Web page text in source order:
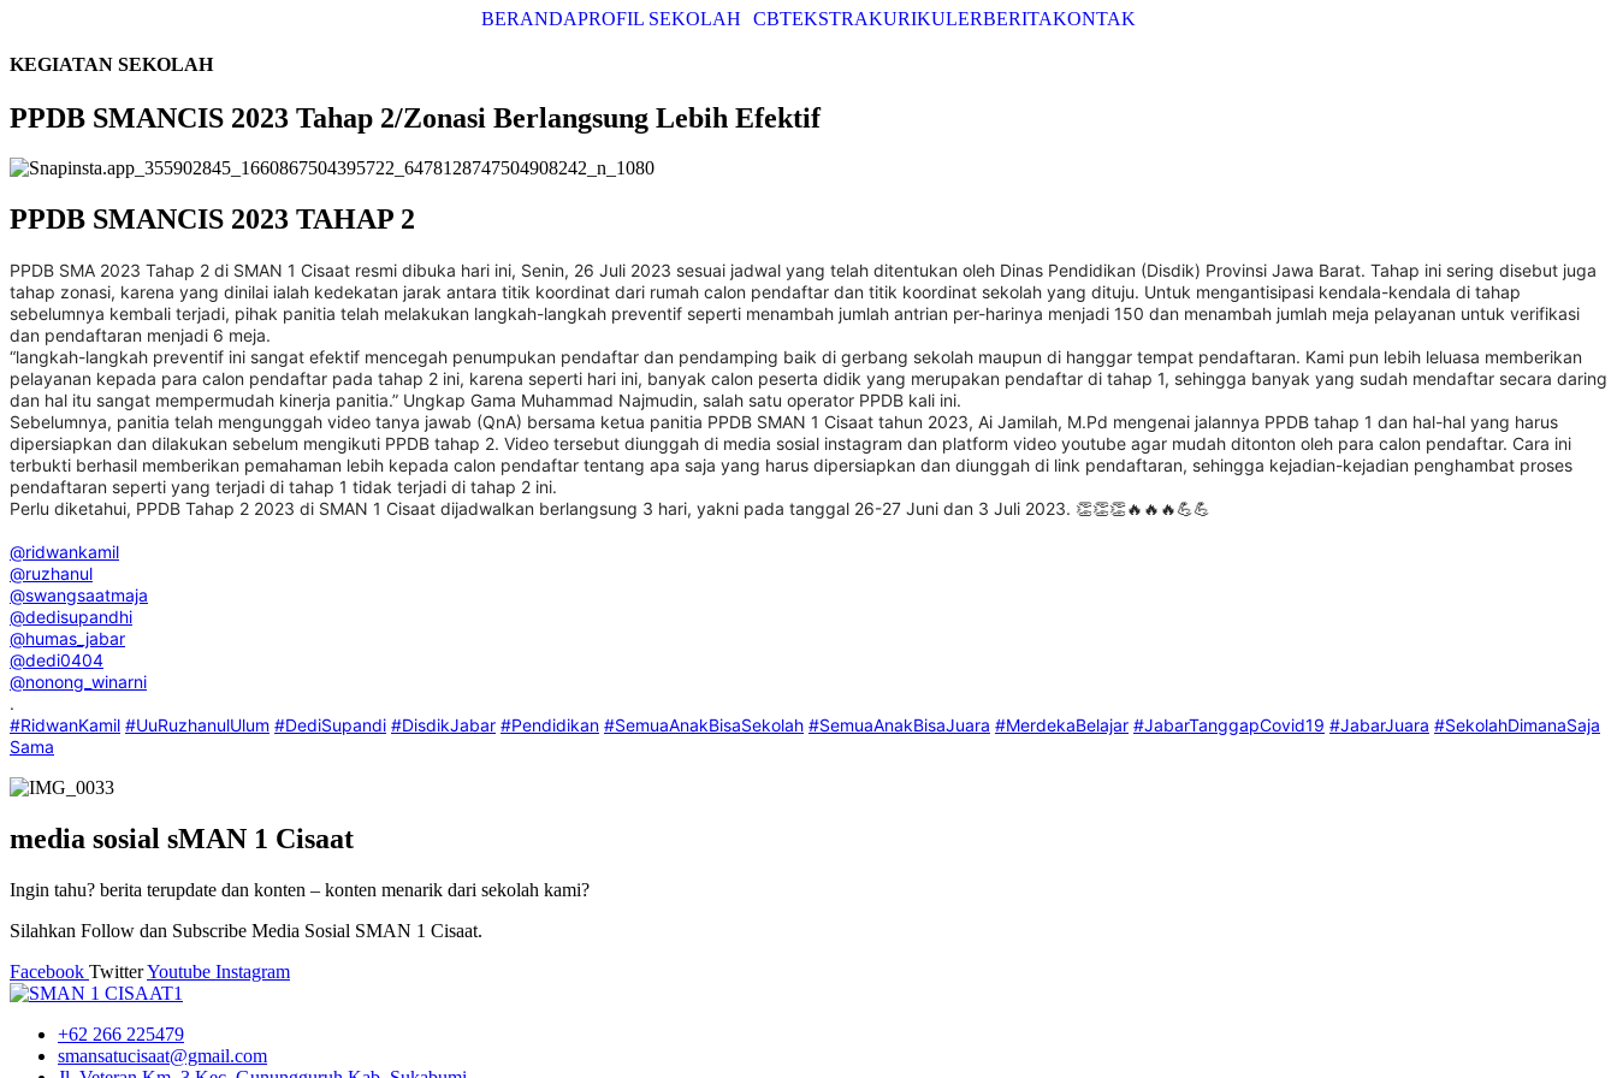
BERANDAPROFIL SEKOLAH CBTEKSTRAKURIKULERBERITAKONTAK
KEGIATAN SEKOLAH
PPDB SMANCIS 2023 Tahap 2/Zonasi Berlangsung Lebih Efektif
PPDB SMANCIS 2023 TAHAP 2
PPDB SMA 2023 Tahap 2 di SMAN 1 Cisaat resmi dibuka hari ini, Senin, 26 Juli 2023 sesuai jadwal yang telah ditentukan oleh Dinas Pendidikan (Disdik) Provinsi Jawa Barat. Tahap ini sering disebut juga
tahap zonasi, karena yang dinilai ialah kedekatan jarak antara titik koordinat dari rumah calon pendaftar dan titik koordinat sekolah yang dituju. Untuk mengantisipasi kendala-kendala di tahap
sebelumnya kembali terjadi, pihak panitia telah melakukan langkah-langkah preventif seperti menambah jumlah antrian per-harinya menjadi 150 dan menambah jumlah meja pelayanan untuk verifikasi
dan pendaftaran menjadi 6 meja.
“langkah-langkah preventif ini sangat efektif mencegah penumpukan pendaftar dan pendamping baik di gerbang sekolah maupun di hanggar tempat pendaftaran. Kami pun lebih leluasa memberikan
pelayanan kepada para calon pendaftar pada tahap 2 ini, karena seperti hari ini, banyak calon peserta didik yang merupakan pendaftar di tahap 1, sehingga banyak yang sudah mendaftar secara daring
dan hal itu sangat mempermudah kinerja panitia.” Ungkap Gama Muhammad Najmudin, salah satu operator PPDB kali ini.
Sebelumnya, panitia telah mengunggah video tanya jawab (QnA) bersama ketua panitia PPDB SMAN 1 Cisaat tahun 2023, Ai Jamilah, M.Pd mengenai jalannya PPDB tahap 1 dan hal-hal yang harus
dipersiapkan dan dilakukan sebelum mengikuti PPDB tahap 2. Video tersebut diunggah di media sosial instagram dan platform video youtube agar mudah ditonton oleh para calon pendaftar. Cara ini
terbukti berhasil memberikan pemahaman lebih kepada calon pendaftar tentang apa saja yang harus dipersiapkan dan diunggah di link pendaftaran, sehingga kejadian-kejadian penghambat proses
pendaftaran seperti yang terjadi di tahap 1 tidak terjadi di tahap 2 ini.
Perlu diketahui, PPDB Tahap 2 2023 di SMAN 1 Cisaat dijadwalkan berlangsung 3 hari, yakni pada tanggal 26-27 Juni dan 3 Juli 2023. 👏👏👏🔥🔥🔥💪💪
@ridwankamil
@ruzhanul
@swangsaatmaja
@dedisupandhi
@humas_jabar
@dedi0404
@nonong_winarni
.
#RidwanKamil #UuRuzhanulUlum #DediSupandi #DisdikJabar #Pendidikan #SemuaAnakBisaSekolah #SemuaAnakBisaJuara #MerdekaBelajar #JabarTanggapCovid19 #JabarJuara #SekolahDimanaSaja
Sama
media sosial sMAN 1 Cisaat
Ingin tahu? berita terupdate dan konten – konten menarik dari sekolah kami?
Silahkan Follow dan Subscribe Media Sosial SMAN 1 Cisaat.
Facebook TwitterYoutube Instagram
+62 266 225479
smansatucisaat@gmail.com